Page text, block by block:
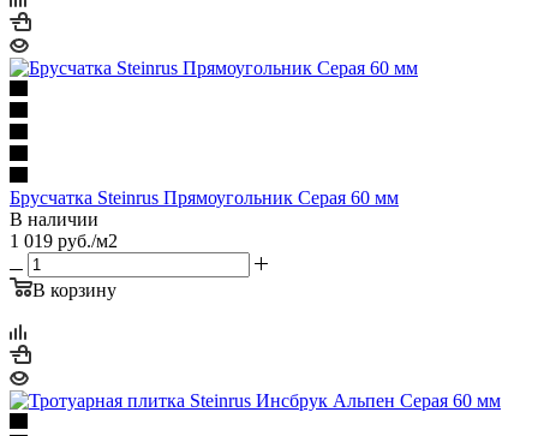
Брусчатка Steinrus Прямоугольник Серая 60 мм
В наличии
1 019 руб./м2
В корзину